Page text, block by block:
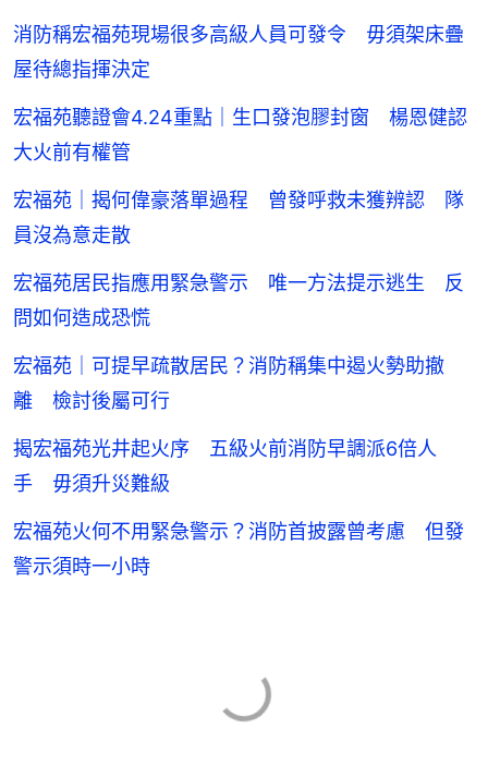
消防稱宏福苑現場很多高級人員可發令 毋須架床疊
屋待總指揮決定
宏福苑聽證會4.24重點｜生口發泡膠封窗 楊恩健認
大火前有權管
宏福苑｜揭何偉豪落單過程 曾發呼救未獲辨認 隊
員沒為意走散
宏福苑居民指應用緊急警示 唯一方法提示逃生 反
問如何造成恐慌
宏福苑｜可提早疏散居民？消防稱集中遏火勢助撤
離 檢討後屬可行
揭宏福苑光井起火序 五級火前消防早調派6倍人
手 毋須升災難級
宏福苑火何不用緊急警示？消防首披露曾考慮 但發
警示須時一小時